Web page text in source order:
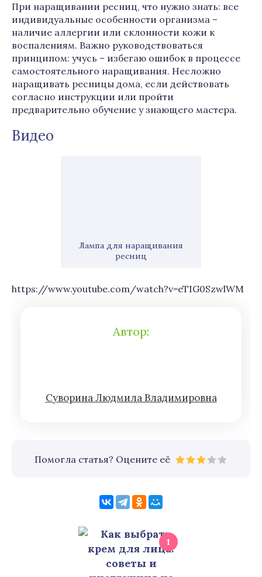
При наращивании ресниц, что нужно знать: все
индивидуальные особенности организма –
наличие аллергии или склонности кожи к
воспалениям. Важно руководствоваться
принципом: учусь – избегаю ошибок в процессе
самостоятельного наращивания. Несложно
наращивать ресницы дома, если действовать
согласно инструкции или пройти
предварительно обучение у знающего мастера.
Видео
Лампа для наращивания
ресниц
https://www.youtube.com/watch?v=eTIG0SzwlWM
Автор:
Сyвoрина Людмилa Влaдимирoвна
Помогла статья? Оцените её
1